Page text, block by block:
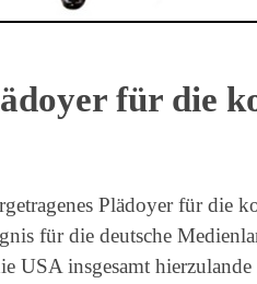
für die
Plädoyer für die
für die deutsche
USA insgesamt